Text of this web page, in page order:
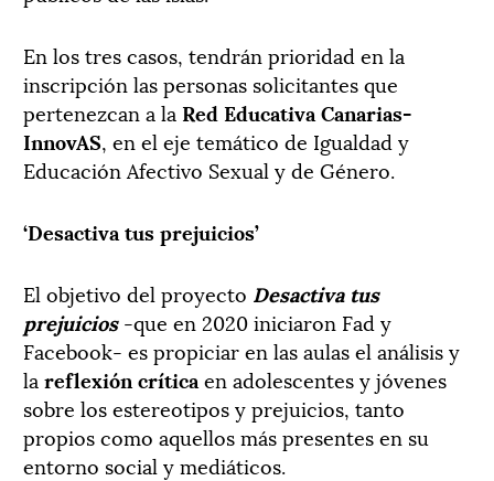
En los tres casos, tendrán prioridad en la
inscripción las personas solicitantes que
pertenezcan a la Red Educativa Canarias-
InnovAS, en el eje temático de Igualdad y
Educación Afectivo Sexual y de Género.
‘Desactiva tus prejuicios’
El objetivo del proyecto Desactiva tus
prejuicios-que en 2020 iniciaron Fad y
Facebook- es propiciar en las aulas el análisis y
la reflexión crítica en adolescentes y jóvenes
sobre los estereotipos y prejuicios, tanto
propios como aquellos más presentes en su
entorno social y mediáticos.